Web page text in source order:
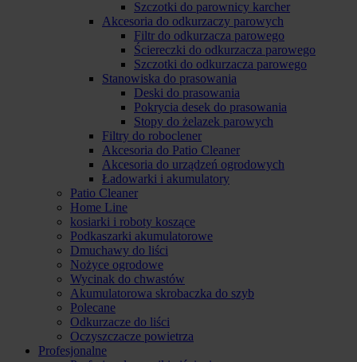
Szczotki do parownicy karcher
Akcesoria do odkurzaczy parowych
Filtr do odkurzacza parowego
Ściereczki do odkurzacza parowego
Szczotki do odkurzacza parowego
Stanowiska do prasowania
Deski do prasowania
Pokrycia desek do prasowania
Stopy do żelazek parowych
Filtry do roboclener
Akcesoria do Patio Cleaner
Akcesoria do urządzeń ogrodowych
Ładowarki i akumulatory
Patio Cleaner
Home Line
kosiarki i roboty koszące
Podkaszarki akumulatorowe
Dmuchawy do liści
Nożyce ogrodowe
Wycinak do chwastów
Akumulatorowa skrobaczka do szyb
Polecane
Odkurzacze do liści
Oczyszczacze powietrza
Profesjonalne